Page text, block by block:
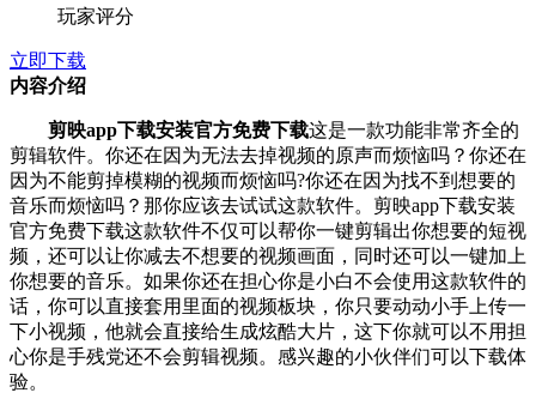
玩家评分
立即下载
内容介绍
剪映app下载安装官方免费下载这是一款功能非常齐全的
剪辑软件。你还在因为无法去掉视频的原声而烦恼吗？你还在
因为不能剪掉模糊的视频而烦恼吗?你还在因为找不到想要的
音乐而烦恼吗？那你应该去试试这款软件。剪映app下载安装
官方免费下载这款软件不仅可以帮你一键剪辑出你想要的短视
频，还可以让你减去不想要的视频画面，同时还可以一键加上
你想要的音乐。如果你还在担心你是小白不会使用这款软件的
话，你可以直接套用里面的视频板块，你只要动动小手上传一
下小视频，他就会直接给生成炫酷大片，这下你就可以不用担
心你是手残党还不会剪辑视频。感兴趣的小伙伴们可以下载体
验。